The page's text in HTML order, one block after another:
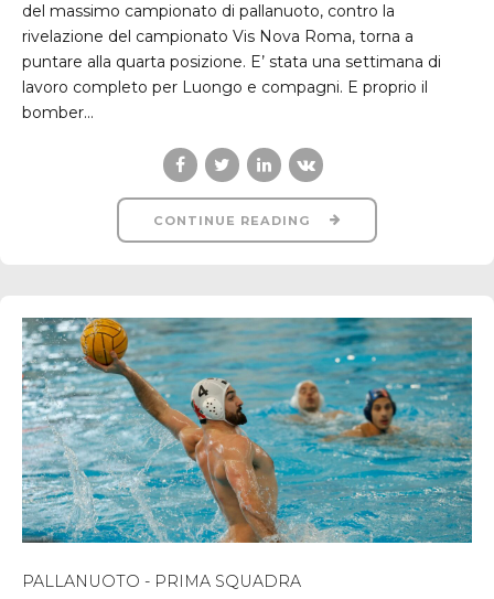
del massimo campionato di pallanuoto, contro la
rivelazione del campionato Vis Nova Roma, torna a
puntare alla quarta posizione. E’ stata una settimana di
lavoro completo per Luongo e compagni. E proprio il
bomber...
CONTINUE READING
PALLANUOTO - PRIMA SQUADRA